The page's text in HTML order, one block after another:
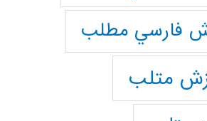
فارسي مطلب
متلب